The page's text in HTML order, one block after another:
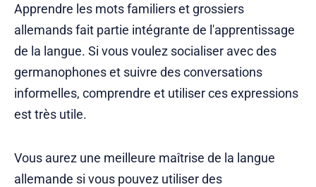
Apprendre les mots familiers et grossiers
allemands fait partie intégrante de l'apprentissage
de la langue. Si vous voulez socialiser avec des
germanophones et suivre des conversations
informelles, comprendre et utiliser ces expressions
est très utile.
Vous aurez une meilleure maîtrise de la langue
allemande si vous pouvez utiliser des